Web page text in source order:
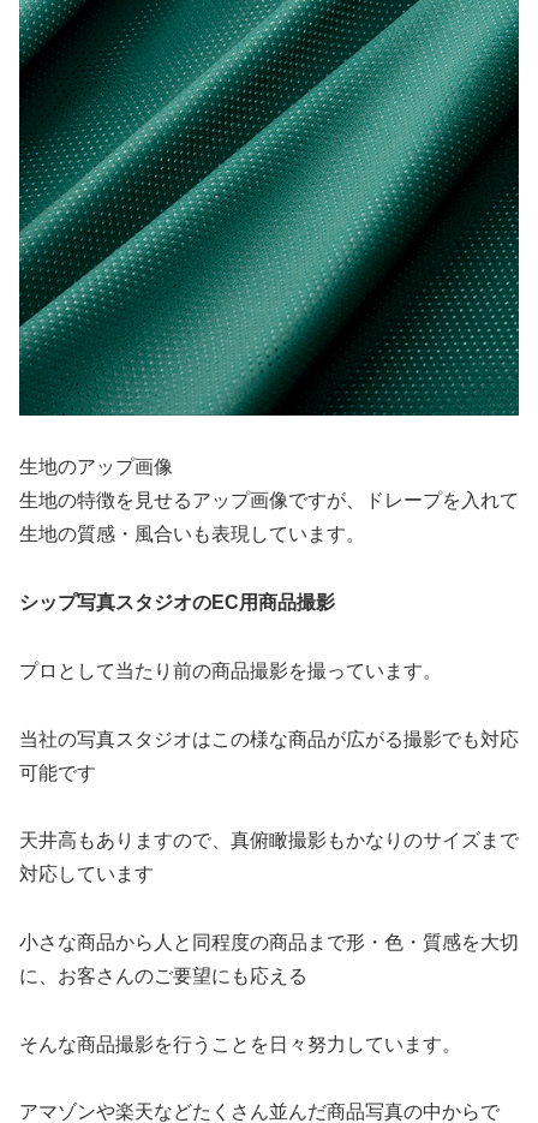
生地のアップ画像
生地の特徴を見せるアップ画像ですが、ドレープを入れて
生地の質感・風合いも表現しています。
シップ写真スタジオのEC用商品撮影
プロとして当たり前の商品撮影を撮っています。
当社の写真スタジオはこの様な商品が広がる撮影でも対応
可能です
天井高もありますので、真俯瞰撮影もかなりのサイズまで
対応しています
小さな商品から人と同程度の商品まで形・色・質感を大切
に、お客さんのご要望にも応える
そんな商品撮影を行うことを日々努力しています。
アマゾンや楽天などたくさん並んだ商品写真の中からで